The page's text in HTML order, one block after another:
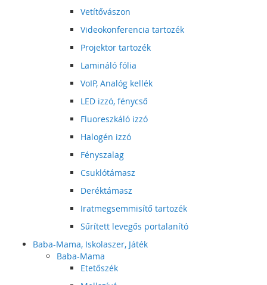
Vetítővászon
Videokonferencia tartozék
Projektor tartozék
Lamináló fólia
VoIP, Analóg kellék
LED izzó, fénycső
Fluoreszkáló izzó
Halogén izzó
Fényszalag
Csuklótámasz
Deréktámasz
Iratmegsemmisítő tartozék
Sűrített levegős portalanító
Baba-Mama, Iskolaszer, Játék
Baba-Mama
Etetőszék